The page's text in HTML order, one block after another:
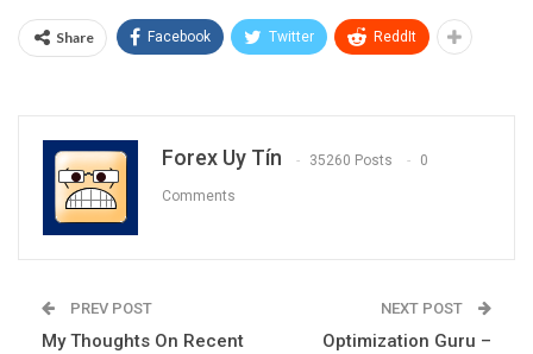
Share Facebook Twitter ReddIt
Forex Uy Tín 35260 Posts 0
Comments
PREV POST
My Thoughts On Recent
NEXT POST
Optimization Guru –